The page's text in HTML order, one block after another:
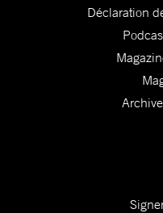
Déclaration